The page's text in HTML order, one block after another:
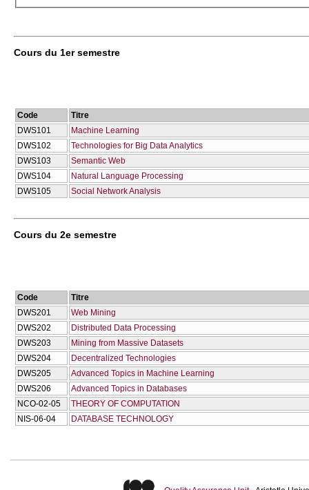
Cours du 1er semestre
Code
Titre
DWS101
Machine Learning
DWS102
Technologies for Big Data Analytics
DWS103
Semantic Web
DWS104
Natural Language Processing
DWS105
Social Network Analysis
Cours du 2e semestre
Code
Titre
DWS201
Web Mining
DWS202
Distributed Data Processing
DWS203
Mining from Massive Datasets
DWS204
Decentralized Technologies
DWS205
Advanced Topics in Machine Learning
DWS206
Advanced Topics in Databases
NCO-02-05
THEORY OF COMPUTATION
NIS-06-04
DATABASE TECHNOLOGY